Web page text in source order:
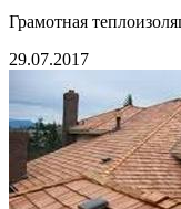
Грамотная
29.07.2017